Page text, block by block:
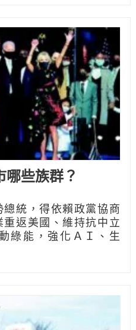
哪些族群？
統，得依賴政黨協商
返美國、維持抗中立
綠能，強化ＡＩ、生